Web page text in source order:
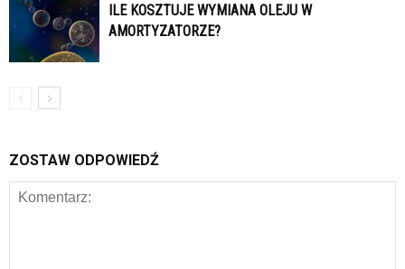
ILE KOSZTUJE WYMIANA OLEJU W
AMORTYZATORZE?
ZOSTAW ODPOWIEDŹ